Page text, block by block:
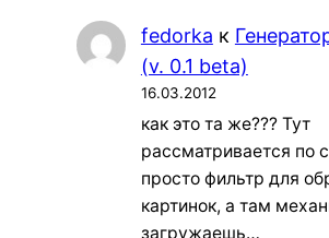
fedorka к
(v. 0.1 beta)
16.03.2012
как это та же??? Тут
рассматривается по
просто фильтр для
картинок, а там
загружаешь…